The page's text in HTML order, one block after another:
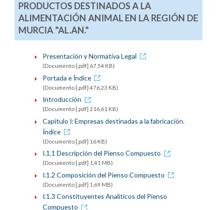
PRODUCTOS DESTINADOS A LA
ALIMENTACIÓN ANIMAL EN LA REGIÓN DE
MURCIA "AL.AN."
Presentación y Normativa Legal
(Documento [.pdf] 67,54 KB)
Portada e Índice
(Documento [.pdf] 476,23 KB)
Introducción
(Documento [.pdf] 216,61 KB)
Capítulo I: Empresas destinadas a la fabricación.
Índice
(Documento [.pdf] 16 KB)
I.1.1 Descripción del Pienso Compuesto
(Documento [.pdf] 1,41 MB)
I.1.2 Composición del Pienso Compuesto
(Documento [.pdf] 1,69 MB)
I.1.3 Constituyentes Analíticos del Pienso
Compuesto